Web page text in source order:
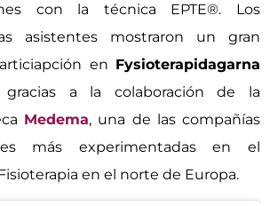
con la técnica EPTE®. Los
asistentes mostraron un gran
en Fysioterapidagarna
a la colaboración de la
Medema, una de las compañías
más experimentadas en el
en el norte de Europa.